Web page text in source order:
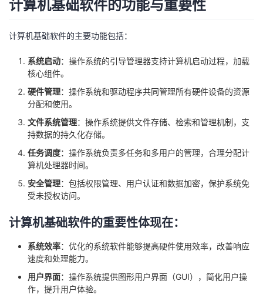
计算机基础软件的功能与重要性
计算机基础软件的主要功能包括：
系统启动：操作系统的引导管理器支持计算机启动过程，加载
核心组件。
硬件管理：操作系统和驱动程序共同管理所有硬件设备的资源
分配和使用。
文件系统管理：操作系统提供文件存储、检索和管理机制，支
持数据的持久化存储。
任务调度：操作系统负责多任务和多用户的管理，合理分配计
算机处理器时间。
安全管理：包括权限管理、用户认证和数据加密，保护系统免
受未授权访问。
计算机基础软件的重要性体现在：
系统效率：优化的系统软件能够提高硬件使用效率，改善响应
速度和处理能力。
用户界面：操作系统提供图形用户界面（GUI），简化用户操
作，提升用户体验。